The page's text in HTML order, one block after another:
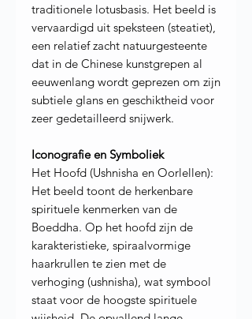
traditionele lotusbasis. Het beeld is
vervaardigd uit speksteen (steatiet),
een relatief zacht natuurgesteente
dat in de Chinese kunstgrepen al
eeuwenlang wordt geprezen om zijn
subtiele glans en geschiktheid voor
zeer gedetailleerd snijwerk.
Iconografie en Symboliek
Het Hoofd (Ushnisha en Oorlellen):
Het beeld toont de herkenbare
spirituele kenmerken van de
Boeddha. Op het hoofd zijn de
karakteristieke, spiraalvormige
haarkrullen te zien met de
verhoging (ushnisha), wat symbool
staat voor de hoogste spirituele